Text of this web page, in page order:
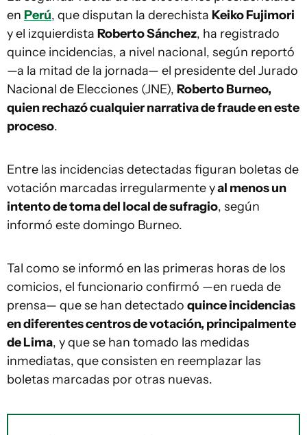
en Perú, que disputan la derechista Keiko Fujimori
y el izquierdista Roberto Sánchez, ha registrado
quince incidencias, a nivel nacional, según reportó
—a la mitad de la jornada— el presidente del Jurado
Nacional de Elecciones (JNE), Roberto Burneo,
quien rechazó cualquier narrativa de fraude en este
proceso.
Entre las incidencias detectadas figuran boletas de
votación marcadas irregularmente yal menos un
intento de toma del local de sufragio, según
informó este domingo Burneo.
Tal como se informó en las primeras horas de los
comicios, el funcionario confirmó —en rueda de
prensa— que se han detectado quince incidencias
en diferentes centros de votación, principalmente
de Lima, y que se han tomado las medidas
inmediatas, que consisten en reemplazar las
boletas marcadas por otras nuevas.